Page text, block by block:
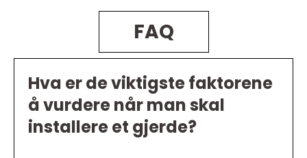
FAQ
Hva er de viktigste faktorene
å vurdere når man skal
installere et gjerde?